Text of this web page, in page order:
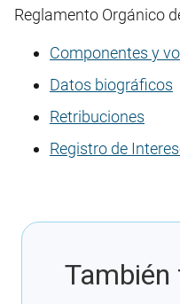
Reglamento Orgánico
Componentes y
Datos biográficos
Retribuciones
Registro de
También